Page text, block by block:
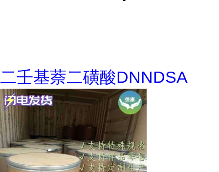
二壬基萘二磺酸DNNDSA